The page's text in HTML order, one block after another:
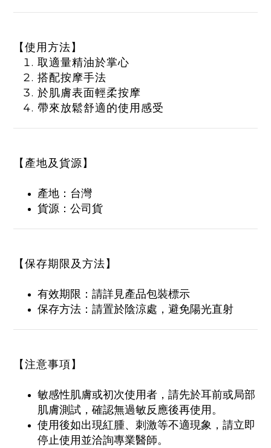
【使用方法】
取適量精油於掌心
搭配按摩手法
於肌膚表面輕柔按摩
帶來放鬆舒適的使用感受
【產地及貨源】
產地：台灣
貨源：公司貨
【保存期限及方法】
有效期限：請詳見產品包裝標示
保存方法：請置於陰涼處，避免陽光直射
【注意事項】
敏感性肌膚或初次使用者，請先於耳前或局部
肌膚測試，確認無過敏反應後再使用。
使用後如出現紅腫、刺激等不適現象，請立即
停止使用並洽詢專業醫師。